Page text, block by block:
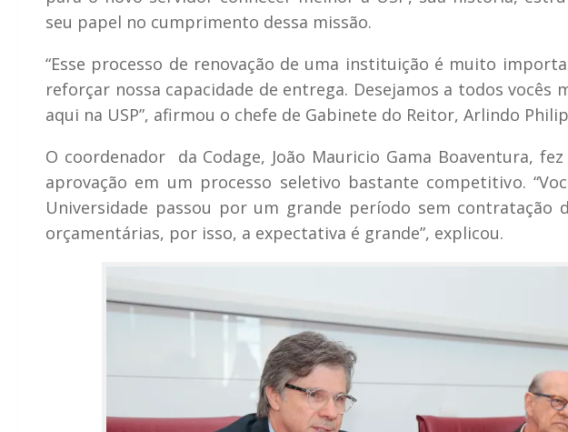
seu papel no cumprimento dessa missão.
“Esse processo de renovação de uma instituição é muito
reforçar nossa capacidade de entrega. Desejamos a todos vocês
aqui na USP”, afirmou o chefe de Gabinete do Reitor, Arlindo
O coordenador da Codage, João Mauricio Gama Boaventura,
aprovação em um processo seletivo bastante competitivo.
Universidade passou por um grande período sem contratação
orçamentárias, por isso, a expectativa é grande”, explicou.